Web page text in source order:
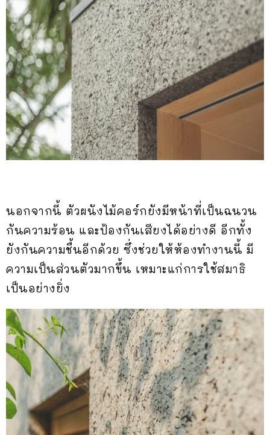
นอกจากนี้ ตัวผนังไม้คอร์กยังมีหน้าที่เป็นฉนวน
กันความร้อน และป้องกันเสียงได้อย่างดี อีกทั้ง
ยังกันความชื้นอีกด้วย ซึ่งช่วยให้ห้องทำงานนี้ มี
ความเป็นส่วนตัวมากขึ้น เหมาะแก่การใช้สมาธิ
เป็นอย่างยิ่ง